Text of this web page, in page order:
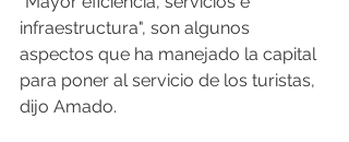
infraestructura", son algunos
aspectos que ha manejado la capital
para poner al servicio de los turistas,
dijo Amado.